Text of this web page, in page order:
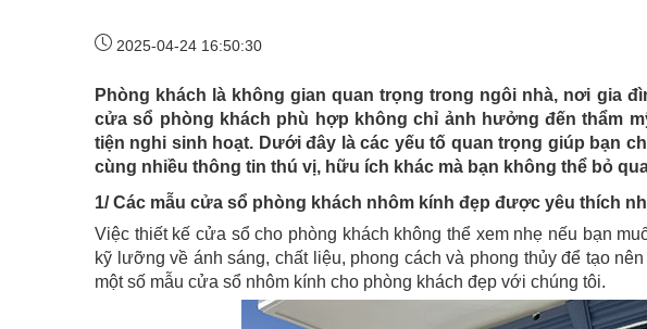
2025-04-24 16:50:30
Phòng khách là không gian quan trọng trong ngôi nhà, nơi gia
cửa sổ phòng khách phù hợp không chỉ ảnh hưởng đến thẩm
tiện nghi sinh hoạt. Dưới đây là các yếu tố quan trọng giúp bạn
cùng nhiều thông tin thú vị, hữu ích khác mà bạn không thể bỏ
1/ Các mẫu cửa sổ phòng khách nhôm kính đẹp được yêu thích
Việc thiết kế cửa sổ cho phòng khách không thể xem nhẹ nếu bạn
kỹ lưỡng về ánh sáng, chất liệu, phong cách và phong thủy để tạo
một số mẫu cửa sổ nhôm kính cho phòng khách đẹp với chúng tôi.